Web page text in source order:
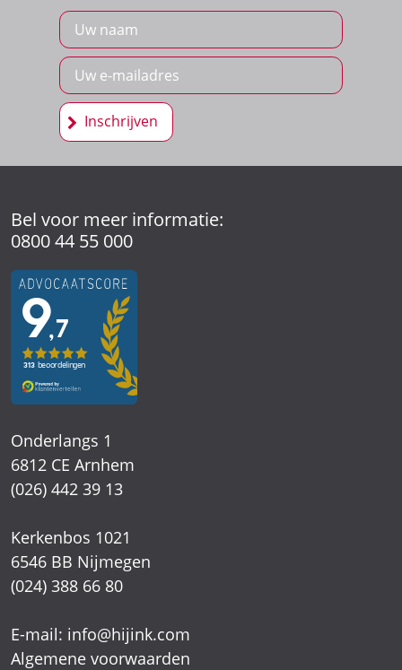
Inschrijven
Bel voor meer informatie:
0800 44 55 000
Onderlangs 1
6812 CE Arnhem
(026) 442 39 13
Kerkenbos 1021
6546 BB Nijmegen
(024) 388 66 80
E-mail: info@hijink.com
Algemene voorwaarden